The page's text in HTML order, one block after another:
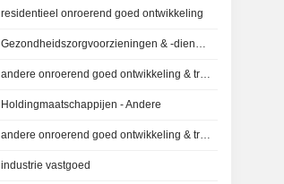
residentieel onroerend goed ontwikkeling
Gezondheidszorgvoorzieningen & -diensten - Andere
andere onroerend goed ontwikkeling & transacties
Holdingmaatschappijen - Andere
andere onroerend goed ontwikkeling & transacties
industrie vastgoed